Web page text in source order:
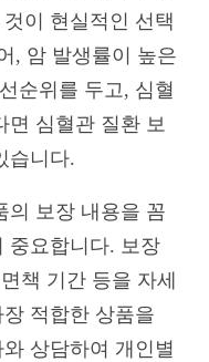
이 현실적인 선택
, 암 발생률이 높은
순위를 두고, 심혈
면 심혈관 질환 보
습니다.
의 보장 내용을 꼼
중요합니다. 보장
책 기간 등을 자세
적합한 상품을
상담하여 개인별